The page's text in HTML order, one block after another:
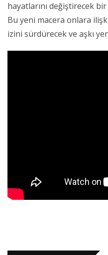
hayatlarını değiştirecek
Bu yeni macera onlara
izini sürdürecek ve aşkı